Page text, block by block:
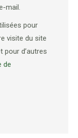
mail.
pour
visite du site
pour d’autres
de